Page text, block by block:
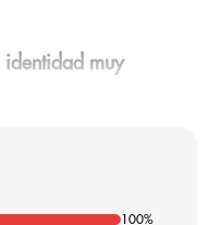
identidad muy
100%